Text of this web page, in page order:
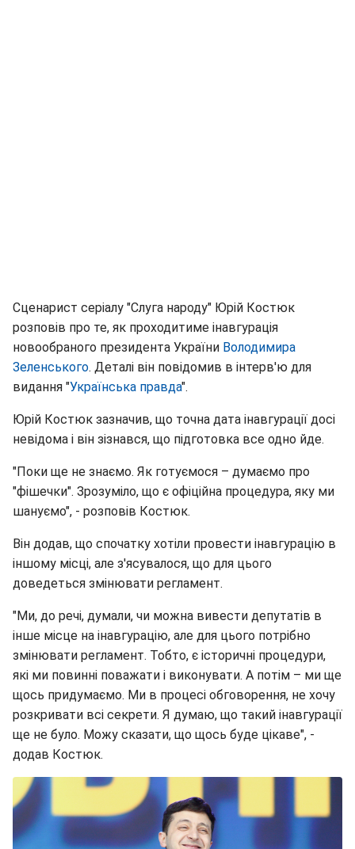
Сценарист серіалу "Слуга народу" Юрій Костюк
розповів про те, як проходитиме інавгурація
новообраного президента України Володимира
Зеленського. Деталі він повідомив в інтерв'ю для
видання "Українська правда".
Юрій Костюк зазначив, що точна дата інавгурації досі
невідома і він зізнався, що підготовка все одно йде.
"Поки ще не знаємо. Як готуємося – думаємо про
"фішечки". Зрозуміло, що є офіційна процедура, яку ми
шануємо", - розповів Костюк.
Він додав, що спочатку хотіли провести інавгурацію в
іншому місці, але з'ясувалося, що для цього
доведеться змінювати регламент.
"Ми, до речі, думали, чи можна вивести депутатів в
інше місце на інавгурацію, але для цього потрібно
змінювати регламент. Тобто, є історичні процедури,
які ми повинні поважати і виконувати. А потім – ми ще
щось придумаємо. Ми в процесі обговорення, не хочу
розкривати всі секрети. Я думаю, що такий інавгурації
ще не було. Можу сказати, що щось буде цікаве", -
додав Костюк.